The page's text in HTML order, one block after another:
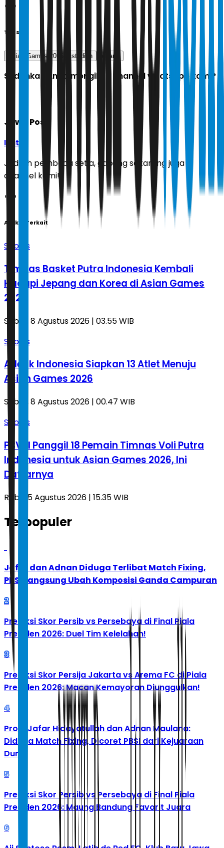
Tags
Asian Games 2026 stadion jepang
Sudahkah Anda mengikuti channel whatsapp kami?
Jawa Pos
Ikuti
Jadilah pembaca setia, gabung sekarang juga di
channel kami!
Artikel Terkait
Sports
Timnas Basket Putra Indonesia Kembali
Hadapi Jepang dan Korea di Asian Games
2026
Sabtu, 8 Agustus 2026 | 03.55 WIB
Sports
Atletik Indonesia Siapkan 13 Atlet Menuju
Asian Games 2026
Sabtu, 8 Agustus 2026 | 00.47 WIB
Sports
PBVSI Panggil 18 Pemain Timnas Voli Putra
Indonesia untuk Asian Games 2026, Ini
Daftarnya
Rabu, 5 Agustus 2026 | 15.35 WIB
Terpopuler
Jafar dan Adnan Diduga Terlibat Match Fixing,
PBSI Langsung Ubah Komposisi Ganda Campuran
2
Prediksi Skor Persib vs Persebaya di Final Piala
Presiden 2026: Duel Tim Kelelahan!
3
Prediksi Skor Persija Jakarta vs Arema FC di Piala
Presiden 2026: Macan Kemayoran Diunggulkan!
4
Profil Jafar Hidayatullah dan Adnan Maulana:
Diduga Match Fixing, Dicoret PBSI dari Kejuaraan
Dunia
5
Prediksi Skor Persib vs Persebaya di Final Piala
Presiden 2026: Maung Bandung Favorit Juara
6